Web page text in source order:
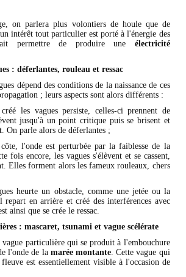
et houle
on parlera plus volontiers de houle que de
intérêt tout particulier est porté à l'énergie des
permettre de produire une électricité
: déferlantes, rouleau et ressac
dépend des conditions de la naissance de ces
; leurs aspects sont alors différents :
les vagues persiste, celles-ci prennent de
jusqu'à un point critique puis se brisent et
On parle alors de déferlantes ;
l'onde est perturbée par la faiblesse de la
fois encore, les vagues s'élèvent et se cassent,
Elles forment alors les fameux rouleaux, chers
heurte un obstacle, comme une jetée ou la
en arrière et créé des interférences avec
ainsi que se crée le ressac.
: mascaret, tsunami et vague scélérate
particulière qui se produit à l'embouchure
l'onde de la marée montante. Cette vague qui
est essentiellement visible à l'occasion de